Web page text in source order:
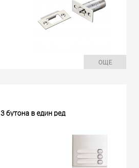
ОЩЕ
3130/AL - Модул с 3 бутона в един ред